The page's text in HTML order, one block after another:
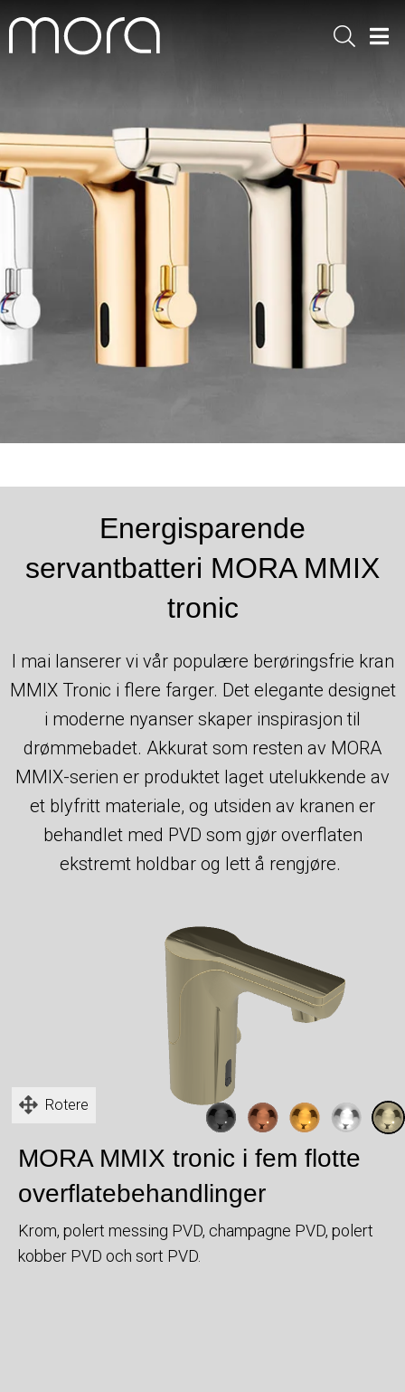
Sök
Energisparende
servantbatteri MORA MMIX
tronic
I mai lanserer vi vår populære berøringsfrie kran
MMIX Tronic i flere farger. Det elegante designet
i moderne nyanser skaper inspirasjon til
drømmebadet. Akkurat som resten av MORA
MMIX-serien er produktet laget utelukkende av
et blyfritt materiale, og utsiden av kranen er
behandlet med PVD som gjør overflaten
ekstremt holdbar og lett å rengjøre.
Rotere
MORA MMIX tronic i fem flotte
overflatebehandlinger
Krom, polert messing PVD, champagne PVD, polert
kobber PVD och sort PVD.